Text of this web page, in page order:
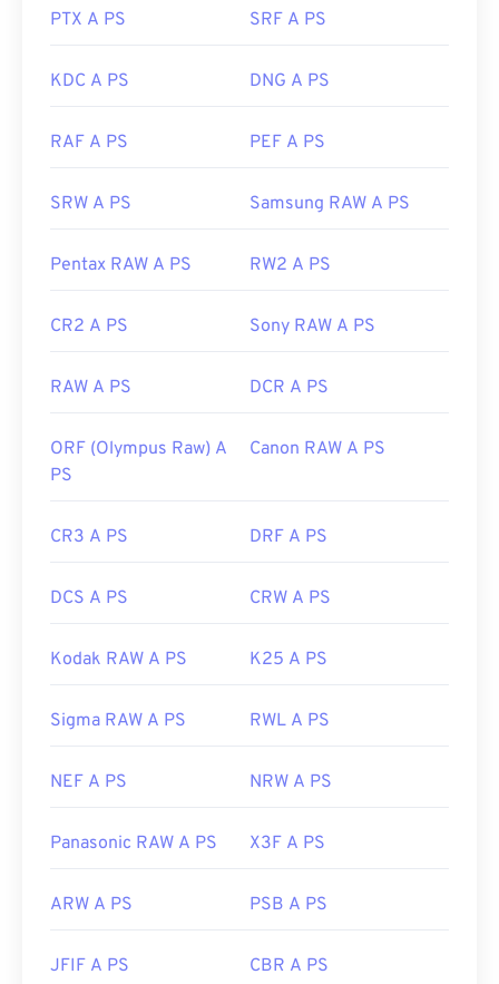
i file TIFF.
Data di uscita iniziale:
1986
https://www.adobe.com/creativecloud/file-
https://www.file-extensions.org/tiff-file-extension
PTX A PS SRF A PS
KDC A PS DNG A PS
RAF A PS PEF A PS
SRW A PS Samsung RAW A PS
Pentax RAW A PS RW2 A PS
CR2 A PS Sony RAW A PS
RAW A PS DCR A PS
ORF (Olympus Raw) A
PS
Canon RAW A PS
CR3 A PS DRF A PS
DCS A PS CRW A PS
Kodak RAW A PS K25 A PS
Sigma RAW A PS RWL A PS
NEF A PS NRW A PS
Panasonic RAW A PS X3F A PS
ARW A PS PSB A PS
JFIF A PS CBR A PS